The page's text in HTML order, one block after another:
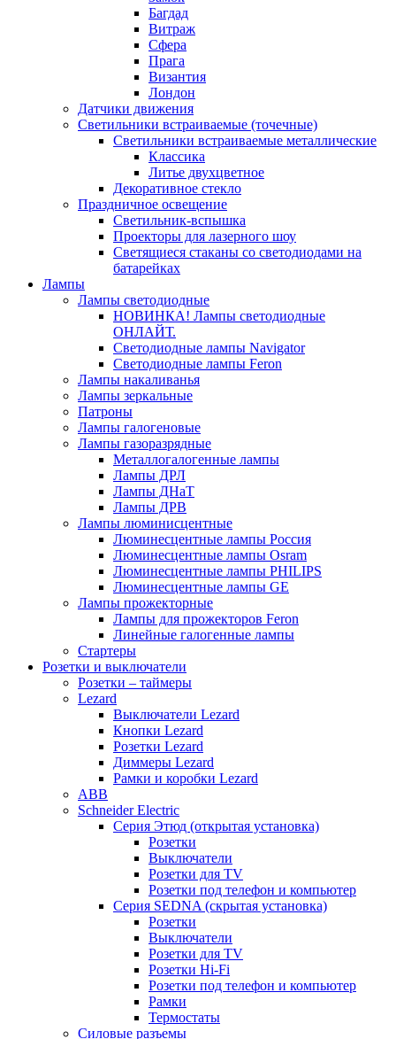
Багдад
Витраж
Сфера
Прага
Византия
Лондон
Датчики движения
Светильники встраиваемые (точечные)
Светильники встраиваемые металлические
Классика
Литье двухцветное
Декоративное стекло
Праздничное освещение
Светильник-вспышка
Проекторы для лазерного шоу
Светящиеся стаканы со светодиодами на
батарейках
Лампы
Лампы светодиодные
НОВИНКА! Лампы светодиодные
ОНЛАЙТ.
Светодиодные лампы Navigator
Светодиодные лампы Feron
Лампы накаливанья
Лампы зеркальные
Патроны
Лампы галогеновые
Лампы газоразрядные
Металлогалогенные лампы
Лампы ДРЛ
Лампы ДНаТ
Лампы ДРВ
Лампы люминисцентные
Люминесцентные лампы Россия
Люминесцентные лампы Osram
Люминесцентные лампы PHILIPS
Люминесцентные лампы GE
Лампы прожекторные
Лампы для прожекторов Feron
Линейные галогенные лампы
Стартеры
Розетки и выключатели
Розетки – таймеры
Lezard
Выключатели Lezard
Кнопки Lezard
Розетки Lezard
Диммеры Lezard
Рамки и коробки Lezard
ABB
Schneider Electric
Серия Этюд (открытая установка)
Розетки
Выключатели
Розетки для TV
Розетки под телефон и компьютер
Серия SEDNA (скрытая установка)
Розетки
Выключатели
Розетки для TV
Розетки Hi-Fi
Розетки под телефон и компьютер
Рамки
Термостаты
Силовые разъемы